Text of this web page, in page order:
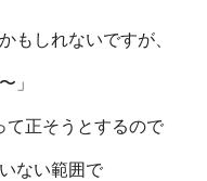
もしれないですが、
」
て正そうとするので
ない範囲で